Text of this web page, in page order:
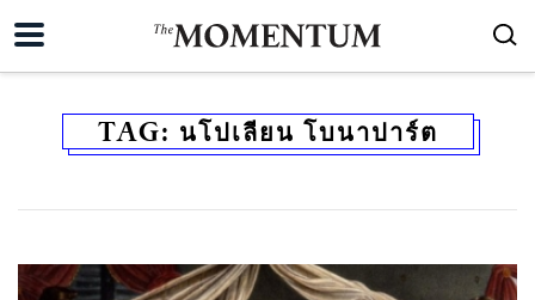
TAG: นโปเลียน โบนาปาร์ต